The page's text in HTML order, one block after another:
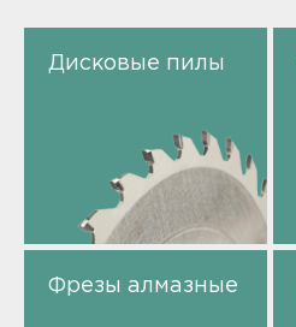
Дисковые пилы
Фрезы алмазные